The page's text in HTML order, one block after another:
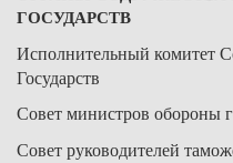
ГОСУДАРСТВ
Исполнительный комитет
Государств
Совет министров обороны
Совет руководителей